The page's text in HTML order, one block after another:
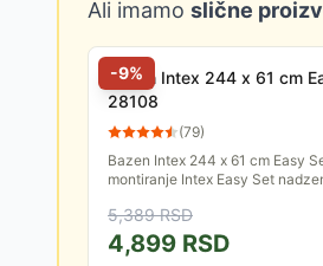
Ali imamo slične
-9%
Bazen Intex 244 x 61 cm
28108
(79)
Bazen Intex 244 x 61 cm Easy
montiranje Intex Easy Set
minuta slobodnog vremena.
5,389RSD
4,899 RSD